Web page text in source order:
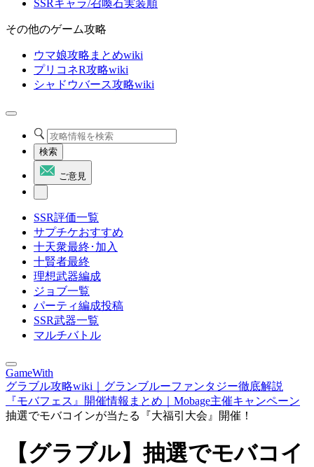
SSRキャラ/召喚石実装順
その他のゲーム攻略
ウマ娘攻略まとめwiki
プリコネR攻略wiki
シャドウバース攻略wiki
検索
ご意見
SSR評価一覧
サプチケおすすめ
十天衆最終･加入
十賢者最終
理想武器編成
ジョブ一覧
パーティ編成投稿
SSR武器一覧
マルチバトル
GameWith
グラブル攻略wiki｜グランブルーファンタジー徹底解説
『モバフェス』開催情報まとめ｜Mobage主催キャンペーン
抽選でモバコインが当たる『大福引大会』開催！
【グラブル】抽選でモバコイ